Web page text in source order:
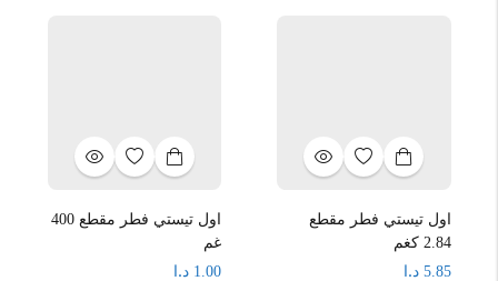
اول تيستي فطر مقطع
2.84 كغم
5.85 د.ا
اول تيستي فطر مقطع 400
غم
1.00 د.ا